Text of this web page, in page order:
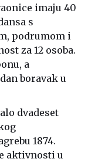
imaju 40
s
podrumom i
za 12 osoba.
a
boravak u
dvadeset
1874.
aktivnosti u